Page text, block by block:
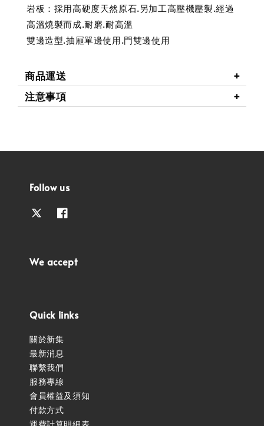
岩板：採用高硬度天然原石.另加工高壓機壓製.經過
高溫燒製而成.耐磨.耐高溫
雙邊造型.抽屜單邊使用.門雙邊使用
商品運送
注意事項
Follow us
We accept
Quick links
關於新集
最新消息
聯繫我們
服務專線
會員權益及須知
付款方式